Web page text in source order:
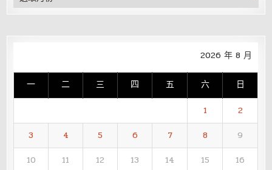
整
2026 年 8 月
一 二 三 四 五 六 日
1
2
3
4 5 6 7 8
9
10
11 12 13 14 15
16